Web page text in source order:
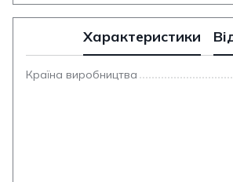
Характеристики
Країна виробництва